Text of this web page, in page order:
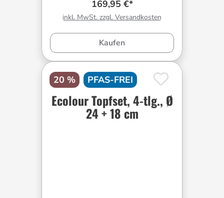
169,95 €*
inkl. MwSt. zzgl. Versandkosten
Kaufen
20 % PFAS-FREI
Ecolour Topfset, 4-tlg., Ø
24 + 18 cm